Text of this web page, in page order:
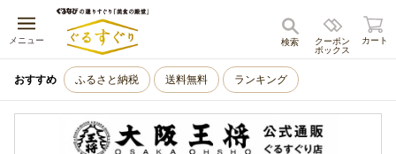
メニュー
キャンセル
クーポン
ボックス
検索 カート
おすすめ ふるさと納税 送料無料 ランキング